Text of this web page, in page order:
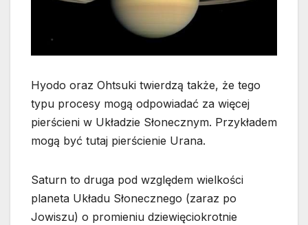
Hyodo oraz Ohtsuki twierdzą także, że tego
typu procesy mogą odpowiadać za więcej
pierścieni w Układzie Słonecznym. Przykładem
mogą być tutaj pierścienie Urana.
Saturn to druga pod względem wielkości
planeta Układu Słonecznego (zaraz po
Jowiszu) o promieniu dziewięciokrotnie